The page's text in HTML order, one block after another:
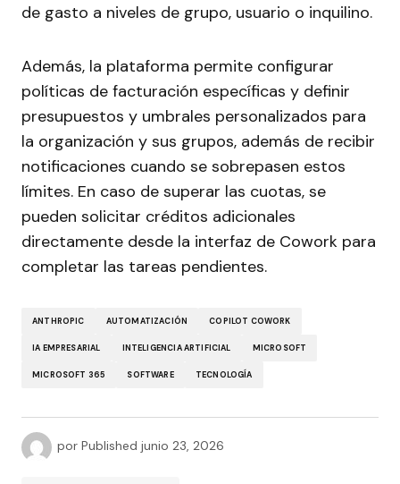
de gasto a niveles de grupo, usuario o inquilino.
Además, la plataforma permite configurar
políticas de facturación específicas y definir
presupuestos y umbrales personalizados para
la organización y sus grupos, además de recibir
notificaciones cuando se sobrepasen estos
límites. En caso de superar las cuotas, se
pueden solicitar créditos adicionales
directamente desde la interfaz de Cowork para
completar las tareas pendientes.
ANTHROPIC AUTOMATIZACIÓN COPILOT COWORK
IA EMPRESARIAL INTELIGENCIA ARTIFICIAL MICROSOFT
MICROSOFT 365 SOFTWARE TECNOLOGÍA
por Published junio 23, 2026